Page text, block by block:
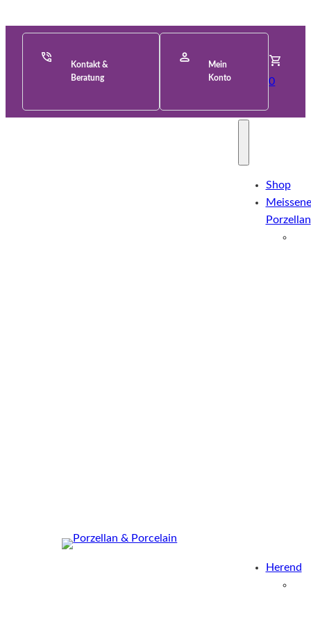
Kontakt &
Beratung
Mein
Konto
0
Shop
Porzellan
Herend